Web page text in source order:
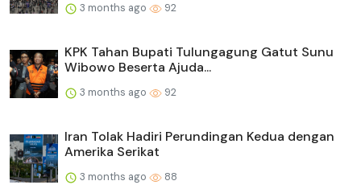
3 months ago 92
KPK Tahan Bupati Tulungagung Gatut Sunu
Wibowo Beserta Ajuda...
3 months ago 92
Iran Tolak Hadiri Perundingan Kedua dengan
Amerika Serikat
3 months ago 88